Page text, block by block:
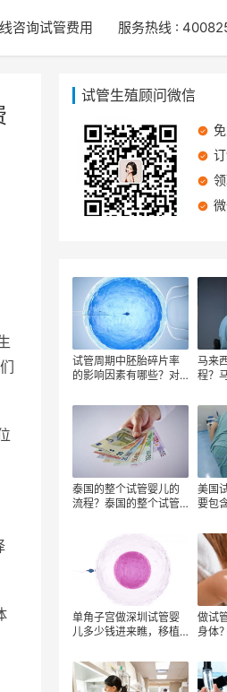
咨询试管费用 服务热线 :
试管生殖顾问微信
试管周期中胚胎碎片率
的影响因素有哪些？对
吗？
马来
程？
泰国的整个试管婴儿的
流程？泰国的整个试管
美国
要包
响？
单角子宫做深圳试管婴
儿多少钱进来瞧，移植
做试
身体